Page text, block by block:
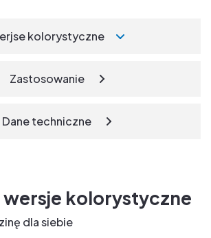
kolorystyczne
Zastosowanie
Dane techniczne
wersje kolorystyczne
dla siebie